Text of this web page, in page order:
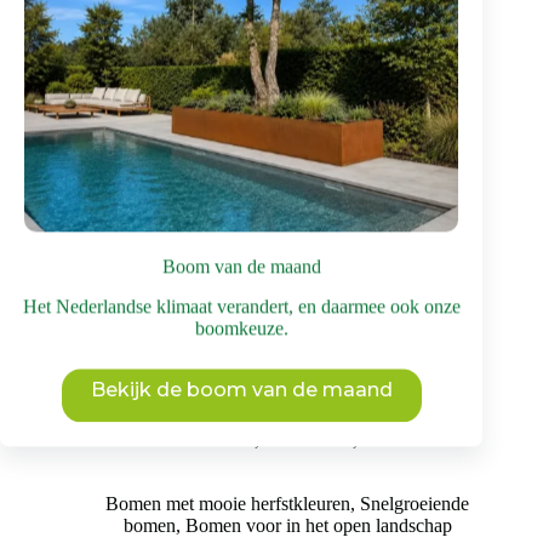
Boom van de maand
Het Nederlandse klimaat verandert, en daarmee ook onze
boomkeuze.
Bekijk de boom van de maand
worden
op
de
productpagina
Zomerlinde | Hoogstam
€ 1.495
Bomen met mooie herfstkleuren, Snelgroeiende
bomen, Bomen voor in het open landschap